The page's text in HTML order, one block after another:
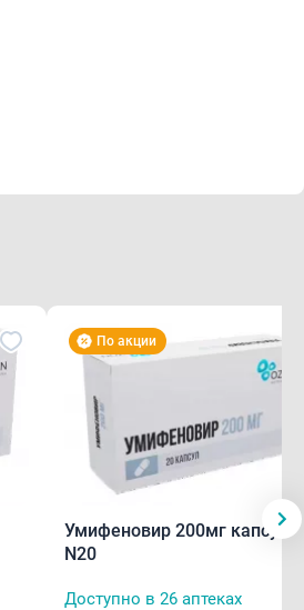
По акции
Умифеновир 200мг капсулы
N20
Доступно в 26 аптеках